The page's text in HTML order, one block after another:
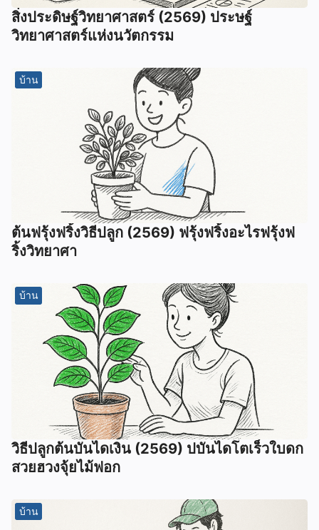
สิ่งประดิษฐ์วิทยาศาสตร์ (2569) ประษฐ์
วิทยาศาสตร์แห่งนวัตกรรม
บ้าน
ต้นฟรุ้งฟริ้งวิธีปลูก (2569) ฟรุ้งฟริ้งอะไรฟรุ้งฟ
ริ้งวิทยาศา
บ้าน
วิธีปลูกต้นบันไดเงิน (2569) ปบันไดโตเร็วใบดก
สวยฮวงจุ้ยไม้ฟอก
บ้าน